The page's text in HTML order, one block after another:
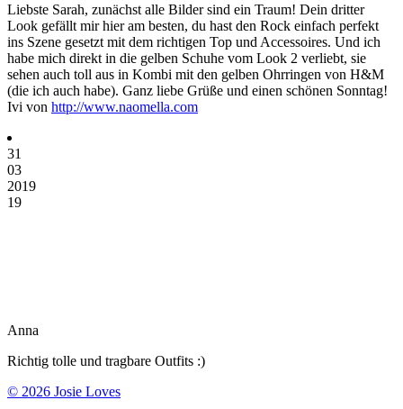
Liebste Sarah, zunächst alle Bilder sind ein Traum! Dein dritter
Look gefällt mir hier am besten, du hast den Rock einfach perfekt
ins Szene gesetzt mit dem richtigen Top und Accessoires. Und ich
habe mich direkt in die gelben Schuhe vom Look 2 verliebt, sie
sehen auch toll aus in Kombi mit den gelben Ohrringen von H&M
(die ich auch habe). Ganz liebe Grüße und einen schönen Sonntag!
Ivi von http://www.naomella.com
31
03
2019
19
Anna
Richtig tolle und tragbare Outfits :)
© 2026 Josie Loves